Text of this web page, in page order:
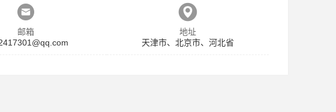
邮箱
地址
天津市、北京市、河北省